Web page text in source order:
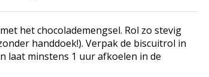
het chocolademengsel. Rol zo stevig
handdoek!). Verpak de biscuitrol in
laat minstens 1 uur afkoelen in de